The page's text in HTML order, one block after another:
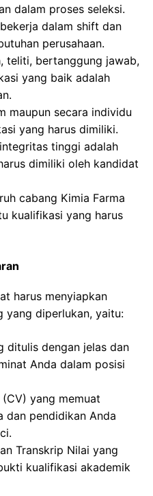
dalam proses seleksi.
dalam shift dan
perusahaan.
teliti, bertanggung jawab,
yang baik adalah
maupun secara individu
yang harus dimiliki.
tinggi adalah
dimiliki oleh kandidat
cabang Kimia Farma
kualifikasi yang harus
harus menyiapkan
yang diperlukan, yaitu:
ditulis dengan jelas dan
Anda dalam posisi
yang memuat
dan pendidikan Anda
Transkrip Nilai yang
kualifikasi akademik